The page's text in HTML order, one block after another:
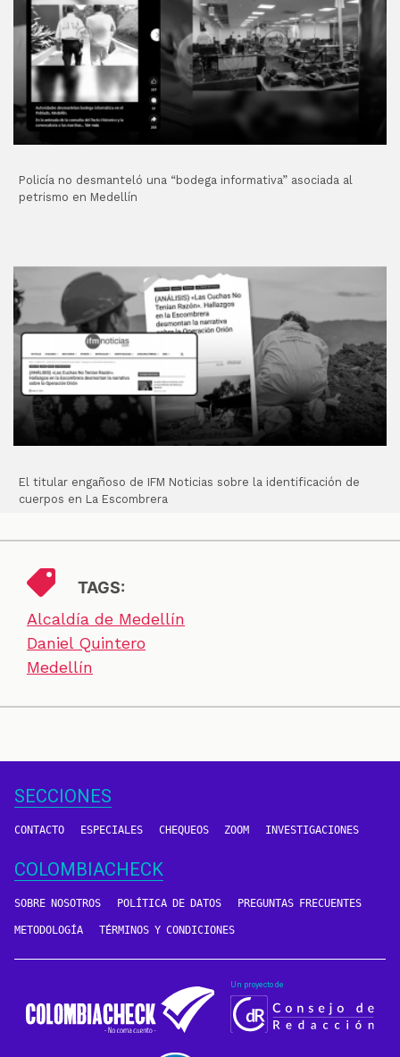
Policía no desmanteló una “bodega informativa” asociada al
petrismo en Medellín
El titular engañoso de IFM Noticias sobre la identificación de
cuerpos en La Escombrera
TAGS:
Alcaldía de Medellín
Daniel Quintero
Medellín
SECCIONES
CONTACTO ESPECIALES CHEQUEOS ZOOM INVESTIGACIONES
COLOMBIACHECK
SOBRE NOSOTROS POLÍTICA DE DATOS PREGUNTAS FRECUENTES
METODOLOGÍA TÉRMINOS Y CONDICIONES
Un proyecto de